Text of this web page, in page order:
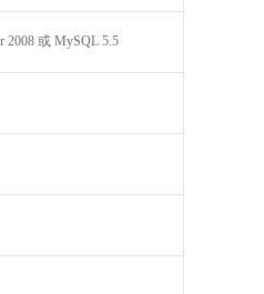
2008 或 MySQL 5.5